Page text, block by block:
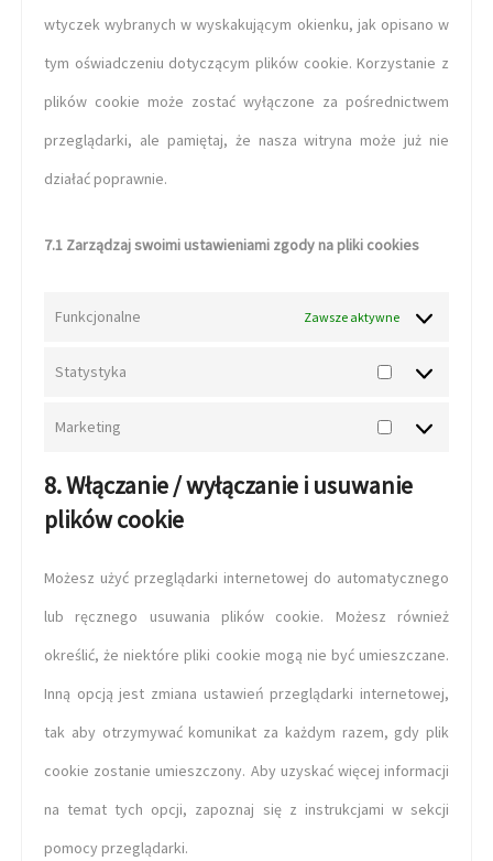
wtyczek wybranych w wyskakującym okienku, jak opisano w
tym oświadczeniu dotyczącym plików cookie. Korzystanie z
plików cookie może zostać wyłączone za pośrednictwem
przeglądarki, ale pamiętaj, że nasza witryna może już nie
działać poprawnie.
7.1 Zarządzaj swoimi ustawieniami zgody na pliki cookies
Funkcjonalne Zawsze aktywne
Statystyka
Marketing
8. Włączanie / wyłączanie i usuwanie
plików cookie
Możesz użyć przeglądarki internetowej do automatycznego
lub ręcznego usuwania plików cookie. Możesz również
określić, że niektóre pliki cookie mogą nie być umieszczane.
Inną opcją jest zmiana ustawień przeglądarki internetowej,
tak aby otrzymywać komunikat za każdym razem, gdy plik
cookie zostanie umieszczony. Aby uzyskać więcej informacji
na temat tych opcji, zapoznaj się z instrukcjami w sekcji
pomocy przeglądarki.